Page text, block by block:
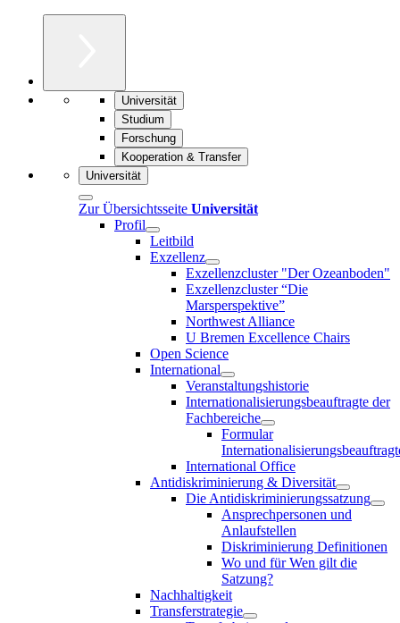
Universität
Studium
Forschung
Kooperation & Transfer
Universität
Zur Übersichtsseite Universität
Profil
Leitbild
Exzellenz
Exzellenzcluster "Der Ozeanboden"
Exzellenzcluster “Die
Marsperspektive”
Northwest Alliance
U Bremen Excellence Chairs
Open Science
International
Veranstaltungshistorie
Internationalisierungsbeauftragte der
Fachbereiche
Formular
International Office
Antidiskriminierung & Diversität
Die Antidiskriminierungssatzung
Ansprechpersonen und
Anlaufstellen
Diskriminierung Definitionen
Wo und für Wen gilt die
Satzung?
Nachhaltigkeit
Transferstrategie